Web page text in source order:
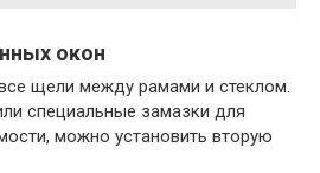
окон
щели между рамами и стеклом.
специальные замазки для
можно установить вторую